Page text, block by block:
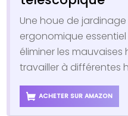
Une houe de
ergonomique
éliminer les
travailler à différentes
ACHETER SUR AMAZON